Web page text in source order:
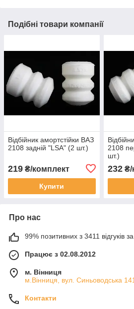
Подібні товари компанії
Відбійник амортстійки ВАЗ
2108 задній "LSA" (2 шт.)
219 ₴/комплект
Купити
2108
шт.)
232₴/
Про нас
99% позитивних з 3411 відгуків за
Працює з 02.08.2012
м. Вінниця
м.Вінниця, вул. Синьоводська
Контакти